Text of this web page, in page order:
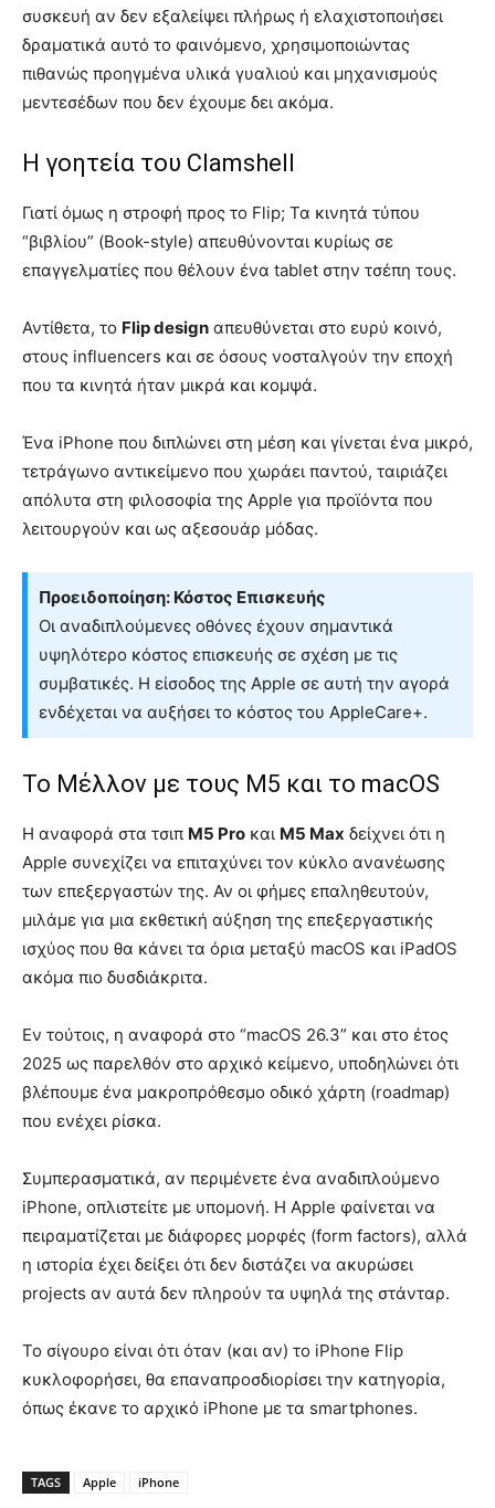
συσκευή αν δεν εξαλείψει πλήρως ή ελαχιστοποιήσει
δραματικά αυτό το φαινόμενο, χρησιμοποιώντας
πιθανώς προηγμένα υλικά γυαλιού και μηχανισμούς
μεντεσέδων που δεν έχουμε δει ακόμα.
Η γοητεία του Clamshell
Γιατί όμως η στροφή προς το Flip; Τα κινητά τύπου
“βιβλίου” (Book-style) απευθύνονται κυρίως σε
επαγγελματίες που θέλουν ένα tablet στην τσέπη τους.
Αντίθετα, το Flip design απευθύνεται στο ευρύ κοινό,
στους influencers και σε όσους νοσταλγούν την εποχή
που τα κινητά ήταν μικρά και κομψά.
Ένα iPhone που διπλώνει στη μέση και γίνεται ένα μικρό,
τετράγωνο αντικείμενο που χωράει παντού, ταιριάζει
απόλυτα στη φιλοσοφία της Apple για προϊόντα που
λειτουργούν και ως αξεσουάρ μόδας.
Προειδοποίηση: Κόστος Επισκευής
Οι αναδιπλούμενες οθόνες έχουν σημαντικά
υψηλότερο κόστος επισκευής σε σχέση με τις
συμβατικές. Η είσοδος της Apple σε αυτή την αγορά
ενδέχεται να αυξήσει το κόστος του AppleCare+.
Το Μέλλον με τους M5 και το macOS
Η αναφορά στα τσιπ M5 Pro και M5 Max δείχνει ότι η
Apple συνεχίζει να επιταχύνει τον κύκλο ανανέωσης
των επεξεργαστών της. Αν οι φήμες επαληθευτούν,
μιλάμε για μια εκθετική αύξηση της επεξεργαστικής
ισχύος που θα κάνει τα όρια μεταξύ macOS και iPadOS
ακόμα πιο δυσδιάκριτα.
Εν τούτοις, η αναφορά στο “macOS 26.3” και στο έτος
2025 ως παρελθόν στο αρχικό κείμενο, υποδηλώνει ότι
βλέπουμε ένα μακροπρόθεσμο οδικό χάρτη (roadmap)
που ενέχει ρίσκα.
Συμπερασματικά, αν περιμένετε ένα αναδιπλούμενο
iPhone, οπλιστείτε με υπομονή. Η Apple φαίνεται να
πειραματίζεται με διάφορες μορφές (form factors), αλλά
η ιστορία έχει δείξει ότι δεν διστάζει να ακυρώσει
projects αν αυτά δεν πληρούν τα υψηλά της στάνταρ.
Το σίγουρο είναι ότι όταν (και αν) το iPhone Flip
κυκλοφορήσει, θα επαναπροσδιορίσει την κατηγορία,
όπως έκανε το αρχικό iPhone με τα smartphones.
TAGS Apple iPhone